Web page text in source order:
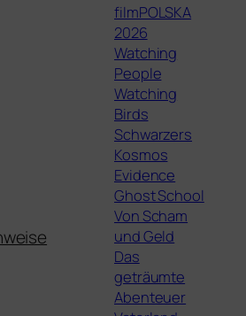
filmPOLSKA
2026
Watching
People
Watching
Birds
Schwarzers
Kosmos
Evidence
Ghost School
Von Scham
und Geld
Das
geträumte
Abenteuer